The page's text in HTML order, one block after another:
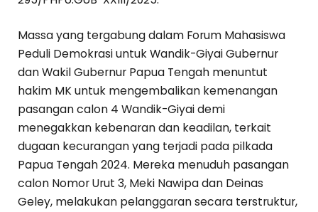
Massa yang tergabung dalam Forum Mahasiswa
Peduli Demokrasi untuk Wandik-Giyai Gubernur
dan Wakil Gubernur Papua Tengah menuntut
hakim MK untuk mengembalikan kemenangan
pasangan calon 4 Wandik-Giyai demi
menegakkan kebenaran dan keadilan, terkait
dugaan kecurangan yang terjadi pada pilkada
Papua Tengah 2024. Mereka menuduh pasangan
calon Nomor Urut 3, Meki Nawipa dan Deinas
Geley, melakukan pelanggaran secara terstruktur,